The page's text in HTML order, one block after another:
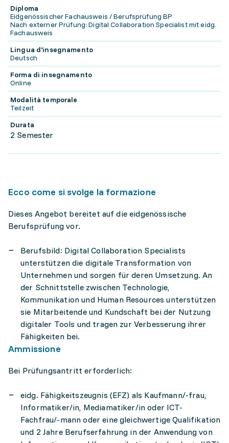
Diploma
Eidgenössischer Fachausweis / Berufsprüfung BP
Nach externer Prüfung: Digital Collaboration Specialist mit eidg.
Fachausweis
Lingua d'insegnamento
Deutsch
Forma di insegnamento
Online
Modalità temporale
Teilzeit
Durata
2 Semester
Ecco come si svolge la formazione
Dieses Angebot bereitet auf die eidgenössische
Berufsprüfung vor.
Berufsbild: Digital Collaboration Specialists
unterstützen die digitale Transformation von
Unternehmen und sorgen für deren Umsetzung. An
der Schnittstelle zwischen Technologie,
Kommunikation und Human Resources unterstützen
sie Mitarbeitende und Kundschaft bei der Nutzung
digitaler Tools und tragen zur Verbesserung ihrer
Fähigkeiten bei.
Ammissione
Bei Prüfungsantritt erforderlich:
eidg. Fähigkeitszeugnis (EFZ) als Kaufmann/-frau,
Informatiker/in, Mediamatiker/in oder ICT-
Fachfrau/-mann oder eine gleichwertige Qualifikation
und 2 Jahre Berufserfahrung in der Anwendung von